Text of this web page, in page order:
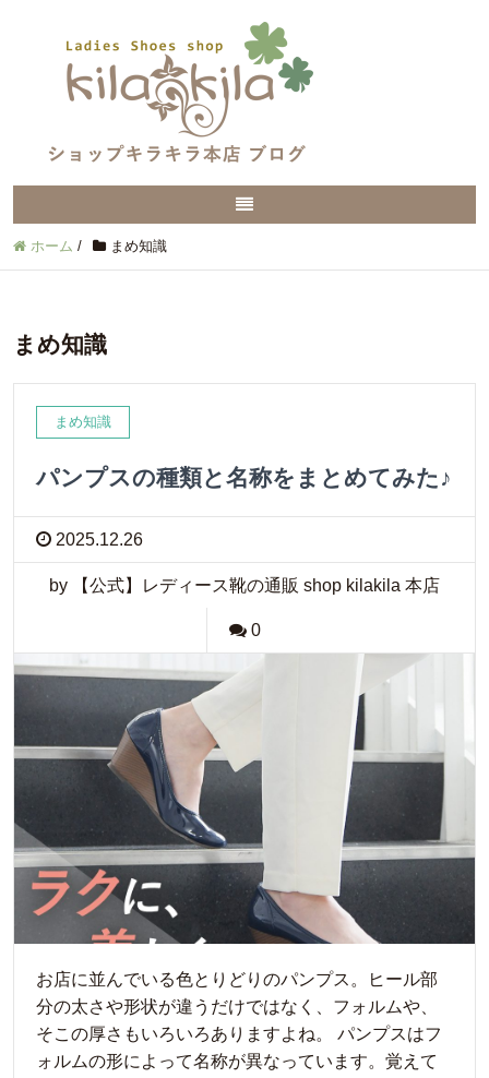
ホーム / まめ知識
まめ知識
まめ知識
パンプスの種類と名称をまとめてみた♪
2025.12.26
by 【公式】レディース靴の通販 shop kilakila 本店
0
お店に並んでいる色とりどりのパンプス。ヒール部
分の太さや形状が違うだけではなく、フォルムや、
そこの厚さもいろいろありますよね。 パンプスはフ
ォルムの形によって名称が異なっています。覚えて